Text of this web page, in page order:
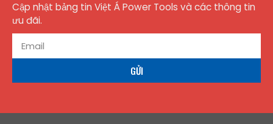
Cập nhật bảng tin Việt Á Power Tools và các thông tin
ưu đãi.
GỬI